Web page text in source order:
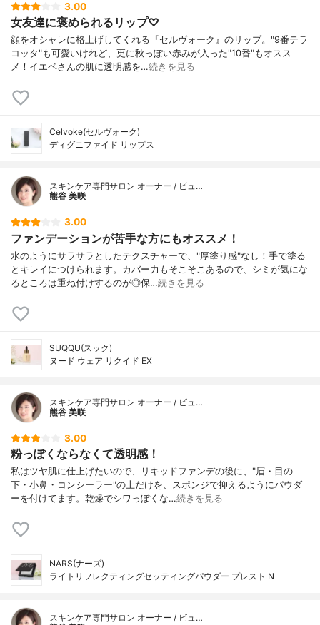
3.00
女友達に褒められるリップ♡
顔をオシャレに格上げしてくれる『セルヴォーク』のリップ。"9番テラ
コッタ"も可愛いけれど、更に秋っぽい赤みが入った"10番"もオスス
メ！イエベさんの肌に透明感を…続きを見る
Celvoke(セルヴォーク)
ディグニファイド リップス
スキンケア専門サロン オーナー / ビュ…
熊谷 美咲
3.00
ファンデーションが苦手な方にもオススメ！
水のようにサラサラとしたテクスチャーで、"厚塗り感"なし！手で塗る
とキレイにつけられます。カバー力もそこそこあるので、シミが気にな
るところは重ね付けするのが◎保…続きを見る
SUQQU(スック)
ヌード ウェア リクイド EX
スキンケア専門サロン オーナー / ビュ…
熊谷 美咲
3.00
粉っぽくならなくて透明感！
私はツヤ肌に仕上げたいので、リキッドファンデの後に、"眉・目の
下・小鼻・コンシーラー"の上だけを、スポンジで抑えるようにパウダ
ーを付けてます。乾燥でシワっぽくな…続きを見る
NARS(ナーズ)
ライトリフレクティングセッティングパウダー プレスト N
スキンケア専門サロン オーナー / ビュ…